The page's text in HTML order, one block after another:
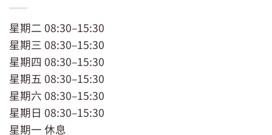
星期二 08:30–15:30
星期三 08:30–15:30
星期四 08:30–15:30
星期五 08:30–15:30
星期六 08:30–15:30
星期日 08:30–15:30
星期一 休息